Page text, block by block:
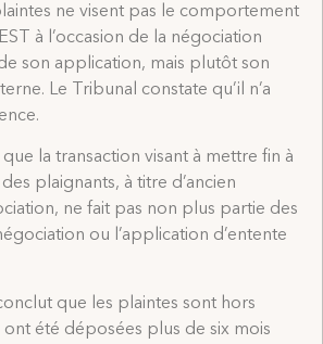
ne visent pas le comportement
à l’occasion de la négociation
son application, mais plutôt son
Le Tribunal constate qu’il n’a
la transaction visant à mettre fin à
plaignants, à titre d’ancien
ne fait pas non plus partie des
ou l’application d’entente
que les plaintes sont hors
ont été déposées plus de six mois